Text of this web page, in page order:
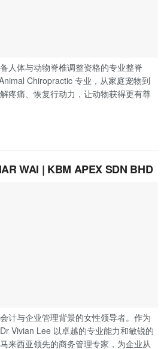
人体与动物脊椎调整资格的专业整脊
Chiropractic 专业，从家庭宠物到
疼痛、恢复行动力，让动物获得更有尊
WAI | KBM APEX SDN BHD
计与企业管理背景的女性领导者。作为
Vivian Lee 以卓越的专业能力和敏锐的
来西亚领先的商务管理专家，为企业从